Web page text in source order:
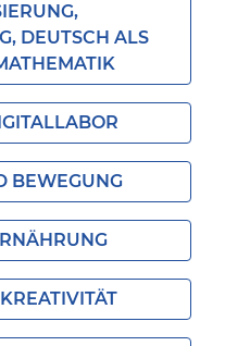
DEUTSCH ALS
BEWEGUNG